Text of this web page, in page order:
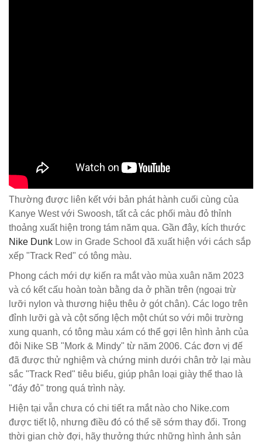
Thường được liên kết với bản phát hành cuối cùng của
Kanye West với Swoosh, tất cả các phối màu đỏ thỉnh
thoảng xuất hiện trong tám năm qua. Gần đây, kích thước
Nike Dunk Low in Grade School đã xuất hiện với cách sắp
xếp "Track Red" có tông màu.
Phong cách mới dự kiến ​​ra mắt vào mùa xuân năm 2023
và có kết cấu hoàn toàn bằng da ở phần trên (ngoại trừ
lưỡi nylon và thương hiệu thêu ở gót chân). Các logo trên
đỉnh lưỡi gà và cột sống lệch một chút so với môi trường
xung quanh, có tông màu xám có thể gợi lên hình ảnh của
đôi Nike SB "Mork & Mindy" từ năm 2006. Các đơn vị đế
đã được thử nghiệm và chứng minh dưới chân trở lại màu
sắc "Track Red" tiêu biểu, giúp phân loại giày thể thao là
"đáy đỏ" trong quá trình này.
Hiện tại vẫn chưa có chi tiết ra mắt nào cho Nike.com
được tiết lộ, nhưng điều đó có thể sẽ sớm thay đổi. Trong
thời gian chờ đợi, hãy thưởng thức những hình ảnh sản